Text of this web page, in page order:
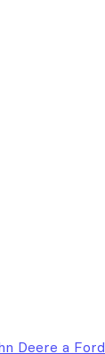
Deere a Ford